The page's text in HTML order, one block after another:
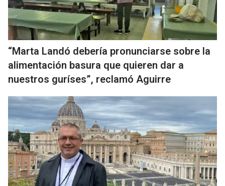
“Marta Landó debería pronunciarse sobre la
alimentación basura que quieren dar a
nuestros guríses”, reclamó Aguirre